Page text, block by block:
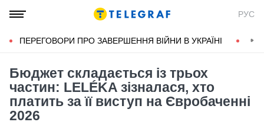
РУС
ПЕРЕГОВОРИ ПРО ЗАВЕРШЕННЯ ВІЙНИ В УКРАЇНІ
Бюджет складається із трьох
частин: LELÉKA зізналася, хто
платить за її виступ на Євробаченні
2026